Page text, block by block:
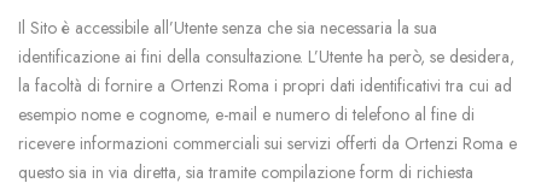
Il Sito è accessibile all’Utente senza che sia necessaria la sua
identificazione ai fini della consultazione. L’Utente ha però, se desidera,
la facoltà di fornire a Ortenzi Roma i propri dati identificativi tra cui ad
esempio nome e cognome, e-mail e numero di telefono al fine di
ricevere informazioni commerciali sui servizi offerti da Ortenzi Roma e
questo sia in via diretta, sia tramite compilazione form di richiesta